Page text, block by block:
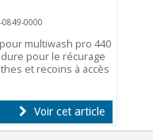
0849-0000
multiwash pro 440
pour le récurage
et recoins à accès
Voir cet article